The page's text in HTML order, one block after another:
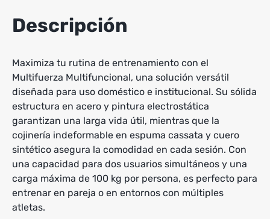
Descripción
Maximiza tu rutina de entrenamiento con el
Multifuerza Multifuncional, una solución versátil
diseñada para uso doméstico e institucional. Su sólida
estructura en acero y pintura electrostática
garantizan una larga vida útil, mientras que la
cojinería indeformable en espuma cassata y cuero
sintético asegura la comodidad en cada sesión. Con
una capacidad para dos usuarios simultáneos y una
carga máxima de 100 kg por persona, es perfecto para
entrenar en pareja o en entornos con múltiples
atletas.